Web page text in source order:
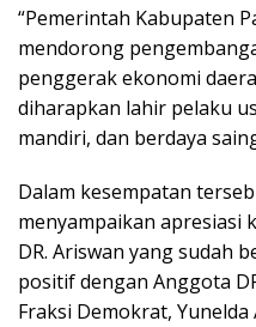
“Pemerintah Kabupaten
mendorong
penggerak ekonomi
diharapkan lahir pelaku
mandiri, dan berdaya
Dalam kesempatan
menyampaikan apresiasi
DR. Ariswan yang sudah
positif dengan Anggota
Fraksi Demokrat, Yunelda